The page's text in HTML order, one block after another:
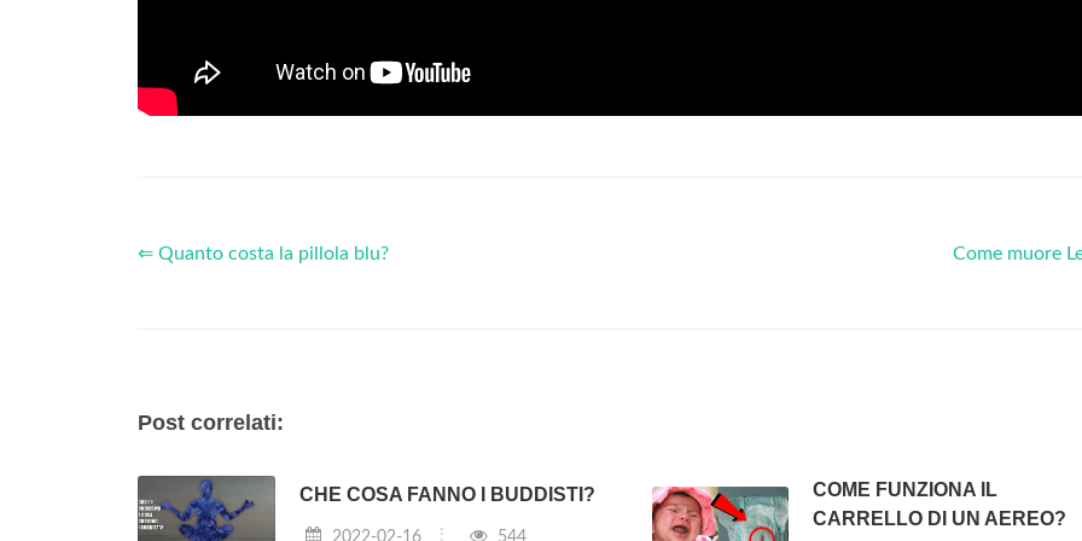
⇐ Quanto costa la pillola blu? Come muore
Post correlati:
CHE COSA FANNO I BUDDISTI?
2022-02-16 544
COME FUNZIONA IL
CARRELLO DI UN AEREO?